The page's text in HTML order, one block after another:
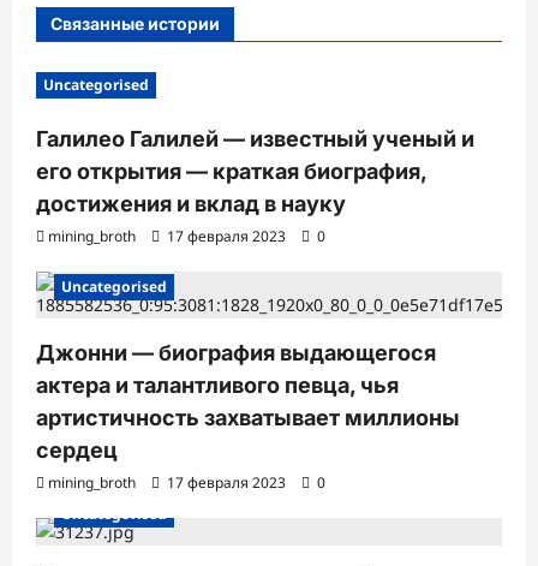
Связанные истории
Uncategorised
Галилео Галилей — известный ученый и
его открытия — краткая биография,
достижения и вклад в науку
mining_broth 17 февраля 2023 0
Uncategorised
Джонни — биография выдающегося
актера и талантливого певца, чья
артистичность захватывает миллионы
сердец
mining_broth 17 февраля 2023
0
Uncategorised